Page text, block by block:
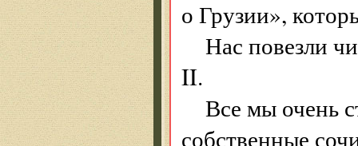
о Грузии»,
Нас повезли
II.
Все мы очень
собственные